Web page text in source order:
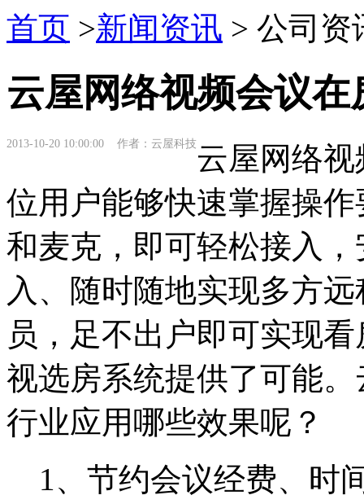
首页 >新闻资讯 > 公司资
云屋网络视频会议
2013-10-20 10:00:00 作者：云屋科技云屋网络
位用户能够快速掌握操
和麦克，即可轻松接入
入、随时随地实现多方
员，足不出户即可实现
视选房系统提供了可能。
行业应用哪些效果呢？
1、节约会议经费、时